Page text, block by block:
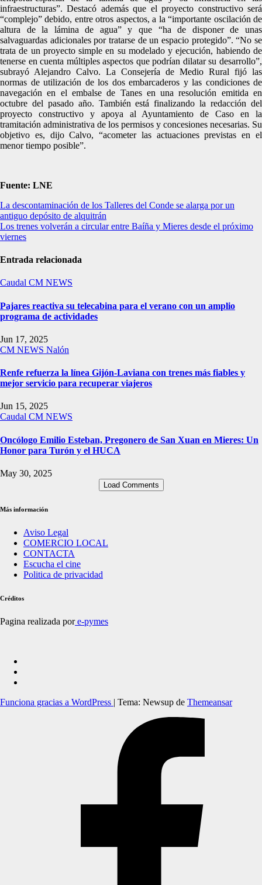
infraestructuras”. Destacó además que el proyecto constructivo será
“complejo” debido, entre otros aspectos, a la “importante oscilación de
altura de la lámina de agua” y que “ha de disponer de unas
salvaguardas adicionales por tratarse de un espacio protegido”. “No se
trata de un proyecto simple en su modelado y ejecución, habiendo de
tenerse en cuenta múltiples aspectos que podrían dilatar su desarrollo”,
subrayó Alejandro Calvo. La Consejería de Medio Rural fijó las
normas de utilización de los dos embarcaderos y las condiciones de
navegación en el embalse de Tanes en una resolución emitida en
octubre del pasado año. También está finalizando la redacción del
proyecto constructivo y apoya al Ayuntamiento de Caso en la
tramitación administrativa de los permisos y concesiones necesarias. Su
objetivo es, dijo Calvo, “acometer las actuaciones previstas en el
menor tiempo posible”.
Fuente: LNE
Navegación
de
entradas
La descontaminación de los Talleres del Conde se alarga por un
antiguo depósito de alquitrán
Los trenes volverán a circular entre Baíña y Mieres desde el próximo
viernes
Entrada relacionada
Caudal CM NEWS
Pajares reactiva su telecabina para el verano con un amplio
programa de actividades
Jun 17, 2025
CM NEWS Nalón
Renfe refuerza la línea Gijón-Laviana con trenes más fiables y
mejor servicio para recuperar viajeros
Jun 15, 2025
Caudal CM NEWS
Oncólogo Emilio Esteban, Pregonero de San Xuan en Mieres: Un
Honor para Turón y el HUCA
May 30, 2025
Load Comments
Más información
Aviso Legal
COMERCIO LOCAL
CONTACTA
Escucha el cine
Politica de privacidad
Créditos
Pagina realizada pore-pymes
Funciona gracias a WordPress | Tema: Newsup de Themeansar